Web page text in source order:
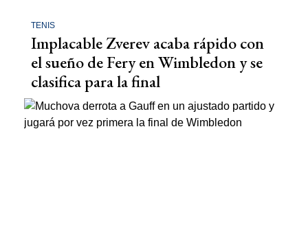
TENIS
Implacable Zverev acaba rápido con
el sueño de Fery en Wimbledon y se
clasifica para la final